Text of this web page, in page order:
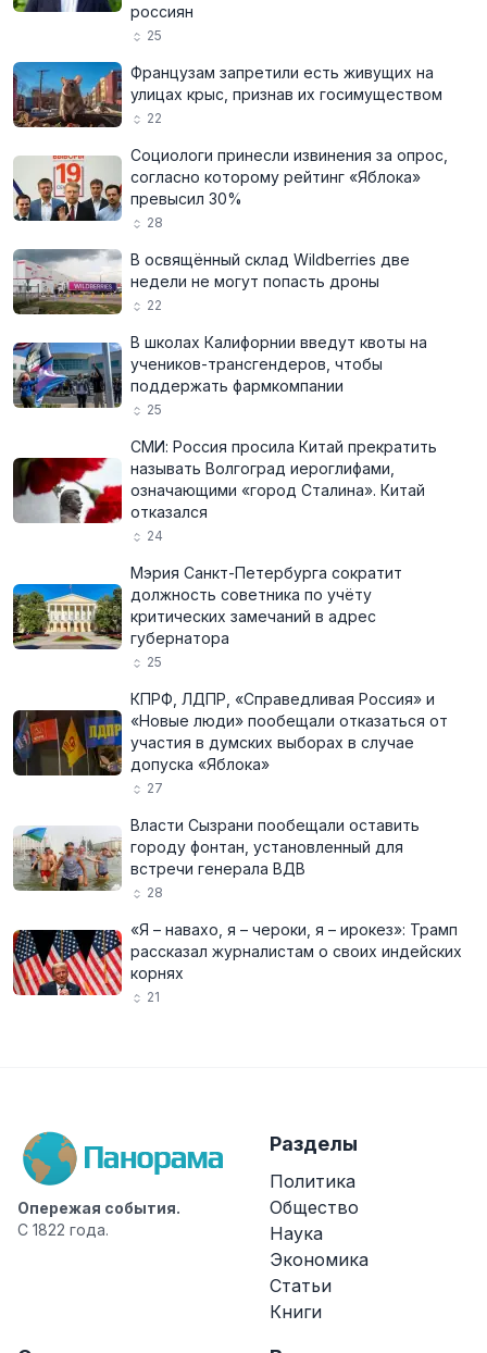
россиян
25
Французам запретили есть живущих на
улицах крыс, признав их госимуществом
22
Социологи принесли извинения за опрос,
согласно которому рейтинг «Яблока»
превысил 30%
28
В освящённый склад Wildberries две
недели не могут попасть дроны
22
В школах Калифорнии введут квоты на
учеников-трансгендеров, чтобы
поддержать фармкомпании
25
СМИ: Россия просила Китай прекратить
называть Волгоград иероглифами,
означающими «город Сталина». Китай
отказался
24
Мэрия Санкт-Петербурга сократит
должность советника по учёту
критических замечаний в адрес
губернатора
25
КПРФ, ЛДПР, «Справедливая Россия» и
«Новые люди» пообещали отказаться от
участия в думских выборах в случае
допуска «Яблока»
27
Власти Сызрани пообещали оставить
городу фонтан, установленный для
встречи генерала ВДВ
28
«Я – навахо, я – чероки, я – ирокез»: Трамп
рассказал журналистам о своих индейских
корнях
21
Опережая события.
С 1822 года.
Разделы
Политика
Общество
Наука
Экономика
Статьи
Книги